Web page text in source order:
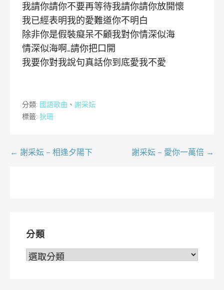
我請你請你不要再等待我請你請你放開懷
我已經表明我的愛難道你不明白
除非你是假裝癡呆不顧我對你情深似海
情深似海啊…請你把口開
我要你對我說句真話你到底愛我不愛
分類: 國語歌曲 、 謝采妘
標籤: 狄珊
文← 謝采妘 – 相逢夕陽下 謝采妘 – 愛你一萬倍 →
分類
分